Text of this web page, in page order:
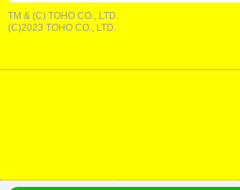
TM & (C) TOHO CO., LTD.
(C)2023 TOHO CO., LTD.